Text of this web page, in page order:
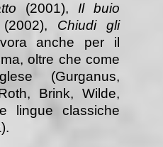
(2001),Il buio
(2002), Chiudi gli
anche per il
oltre che come
(Gurganus,
Brink, Wilde,
lingue classiche